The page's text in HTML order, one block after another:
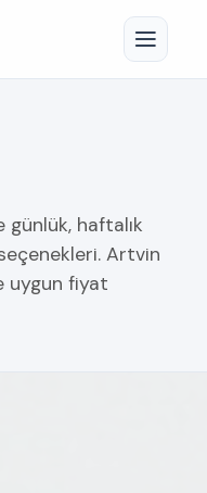
haftalık
Artvin
uygun fiyat